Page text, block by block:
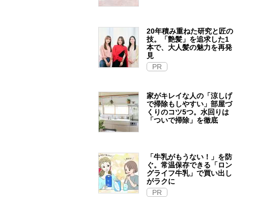
20年積み重ねた研究と匠の
技。「艶髪」を追求した1
本で、大人髪の魅力を再発
見
PR
家がキレイな人の「涼しげ
で掃除もしやすい」部屋づ
くりのコツ5つ。水回りは
「ついで掃除」を徹底
「牛乳がもうない！」を防
ぐ。常温保存できる「ロン
グライフ牛乳」で買い出し
がラクに
PR